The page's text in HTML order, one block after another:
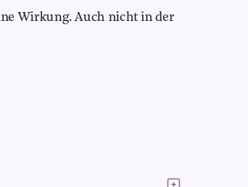
Wirkung. Auch nicht in der